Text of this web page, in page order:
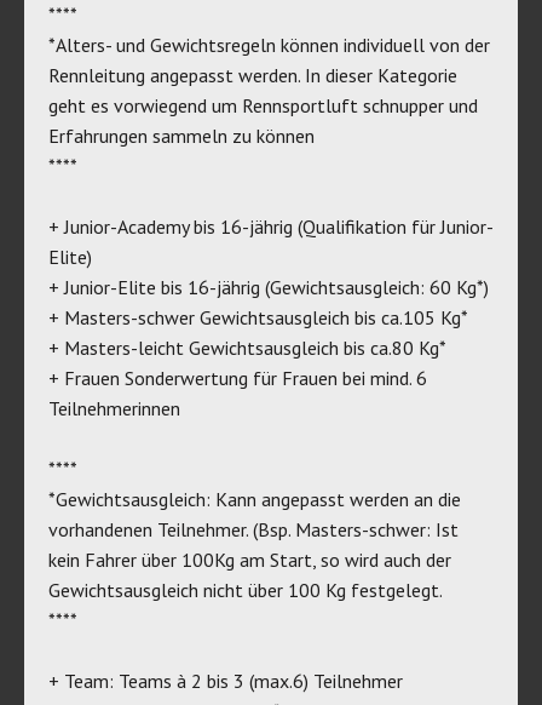
****
*Alters- und Gewichtsregeln können individuell von der
Rennleitung angepasst werden. In dieser Kategorie
geht es vorwiegend um Rennsportluft schnupper und
Erfahrungen sammeln zu können
****
+ Junior-Academy bis 16-jährig (Qualifikation für Junior-
Elite)
+ Junior-Elite bis 16-jährig (Gewichtsausgleich: 60 Kg*)
+ Masters-schwer Gewichtsausgleich bis ca.105 Kg*
+ Masters-leicht Gewichtsausgleich bis ca.80 Kg*
+ Frauen Sonderwertung für Frauen bei mind. 6
Teilnehmerinnen
****
*Gewichtsausgleich: Kann angepasst werden an die
vorhandenen Teilnehmer. (Bsp. Masters-schwer: Ist
kein Fahrer über 100Kg am Start, so wird auch der
Gewichtsausgleich nicht über 100 Kg festgelegt.
****
+ Team: Teams à 2 bis 3 (max.6) Teilnehmer